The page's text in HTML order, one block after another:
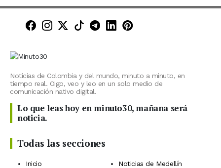
Minuto30 en Facebook
Minuto30 en Instagram
Minuto30 en X (Twitter)
Minuto30 en TikTok
Canal de Minuto30 en
Minuto30 en LinkedIn
Minuto30 en
Noticias de Colombia y del mundo, minuto a minuto, en
tiempo real. Oigo, veo y leo en un solo medio de
comunicación nativo digital.
Lo que leas hoy en minuto30, mañana será
noticia.
Todas las secciones
Inicio
Noticias de Medellín